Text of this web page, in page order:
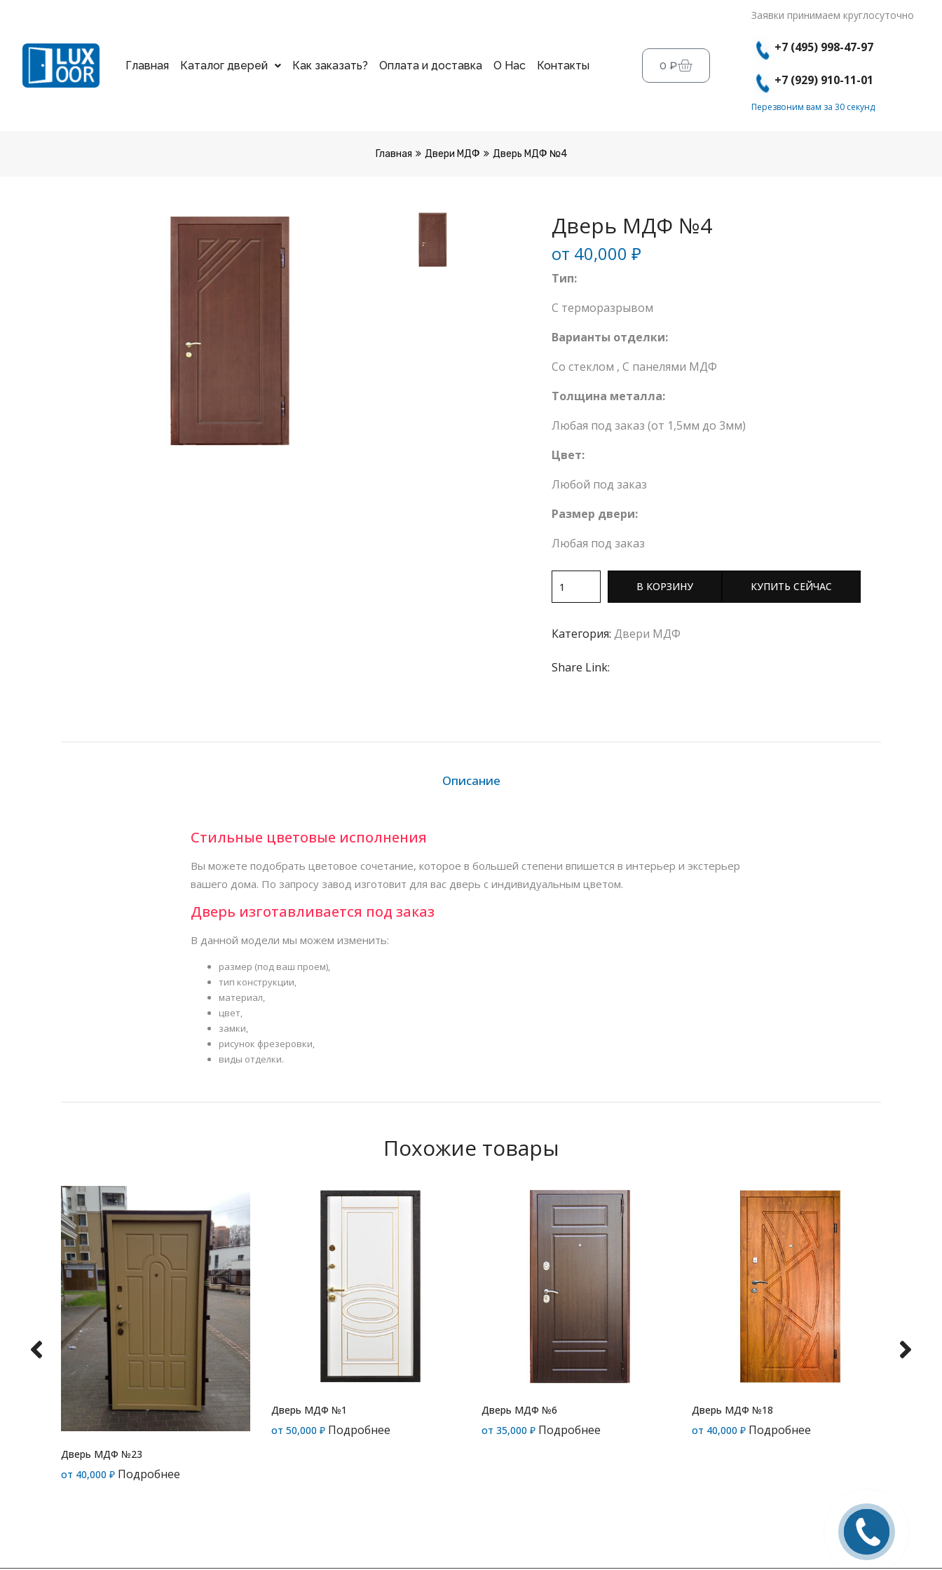
Главная Каталог дверей Как заказать? Оплата и доставка О Нас Контакты 0 ₽
Заявки принимаем круглосуточно
+7 (495) 998-47-97
+7 (929) 910-11-01
Перезвоним вам за 30 секунд
Главная Двери МДФ Дверь МДФ №4
Дверь МДФ №4
от 40,000 ₽
Тип:
С терморазрывом
Варианты отделки:
Со стеклом , С панелями МДФ
Толщина металла:
Любая под заказ (от 1,5мм до 3мм)
Цвет:
Любой под заказ
Размер двери:
Любая под заказ
В КОРЗИНУ КУПИТЬ СЕЙЧАС
Категория: Двери МДФ
Share Link:
Описание
Стильные цветовые исполнения
Вы можете подобрать цветовое сочетание, которое в большей степени впишется в интерьер и экстерьер
вашего дома. По запросу завод изготовит для вас дверь с индивидуальным цветом.
Дверь изготавливается под заказ
В данной модели мы можем изменить:
размер (под ваш проем),
тип конструкции,
материал,
цвет,
замки,
рисунок фрезеровки,
виды отделки.
Похожие товары
Дверь МДФ №23
от 40,000 ₽ Подробнее
Дверь МДФ №1
от 50,000 ₽ Подробнее
Дверь МДФ №6
от 35,000 ₽ Подробнее
Дверь МДФ №18
от 40,000 ₽ Подробнее
Заказать
звонок